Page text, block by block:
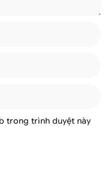
trong trình duyệt này